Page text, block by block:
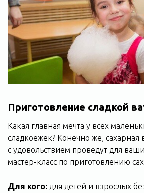
Приготовление сладкой
Какая главная мечта у всех
сладкоежек? Конечно же,
с удовольствием проведут для
мастер-класс по приготовлению
Для кого: для детей и взрослых